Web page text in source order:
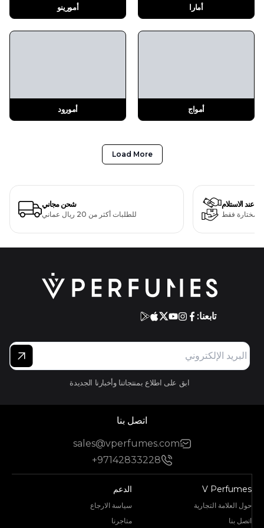
أمارا أمورينو
أمواج أمورود
Load More
شحن مجاني
للطلبات أكثر من 20 ريال عماني
عند الاستلام
مختارة فقط
تابعنا:
ابق على اطلاع بمنتجاتنا وأخبارنا الجديدة
اتصل بنا
sales@vperfumes.com
+97142833228
V Perfumes
حول العلامة التجارية
اتصل بنا
الدعم
سياسة الارجاع
متاجرنا